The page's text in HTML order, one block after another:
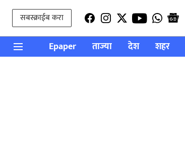
सबस्क्राईब करा
Epaper ताज्या देश शहर